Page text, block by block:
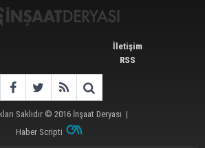
İletişim
RSS
Saklıdır © 2016 İnşaat Deryası |
Haber Scripti